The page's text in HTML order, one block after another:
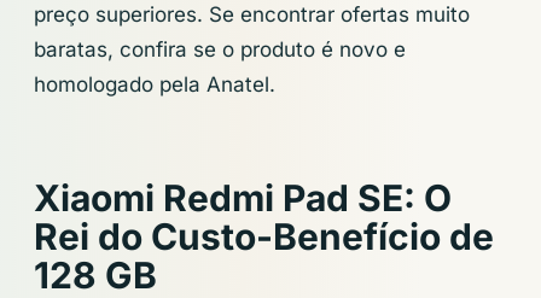
preço superiores. Se encontrar ofertas muito
baratas, confira se o produto é novo e
homologado pela Anatel.
Xiaomi Redmi Pad SE: O
Rei do Custo-Benefício de
128 GB